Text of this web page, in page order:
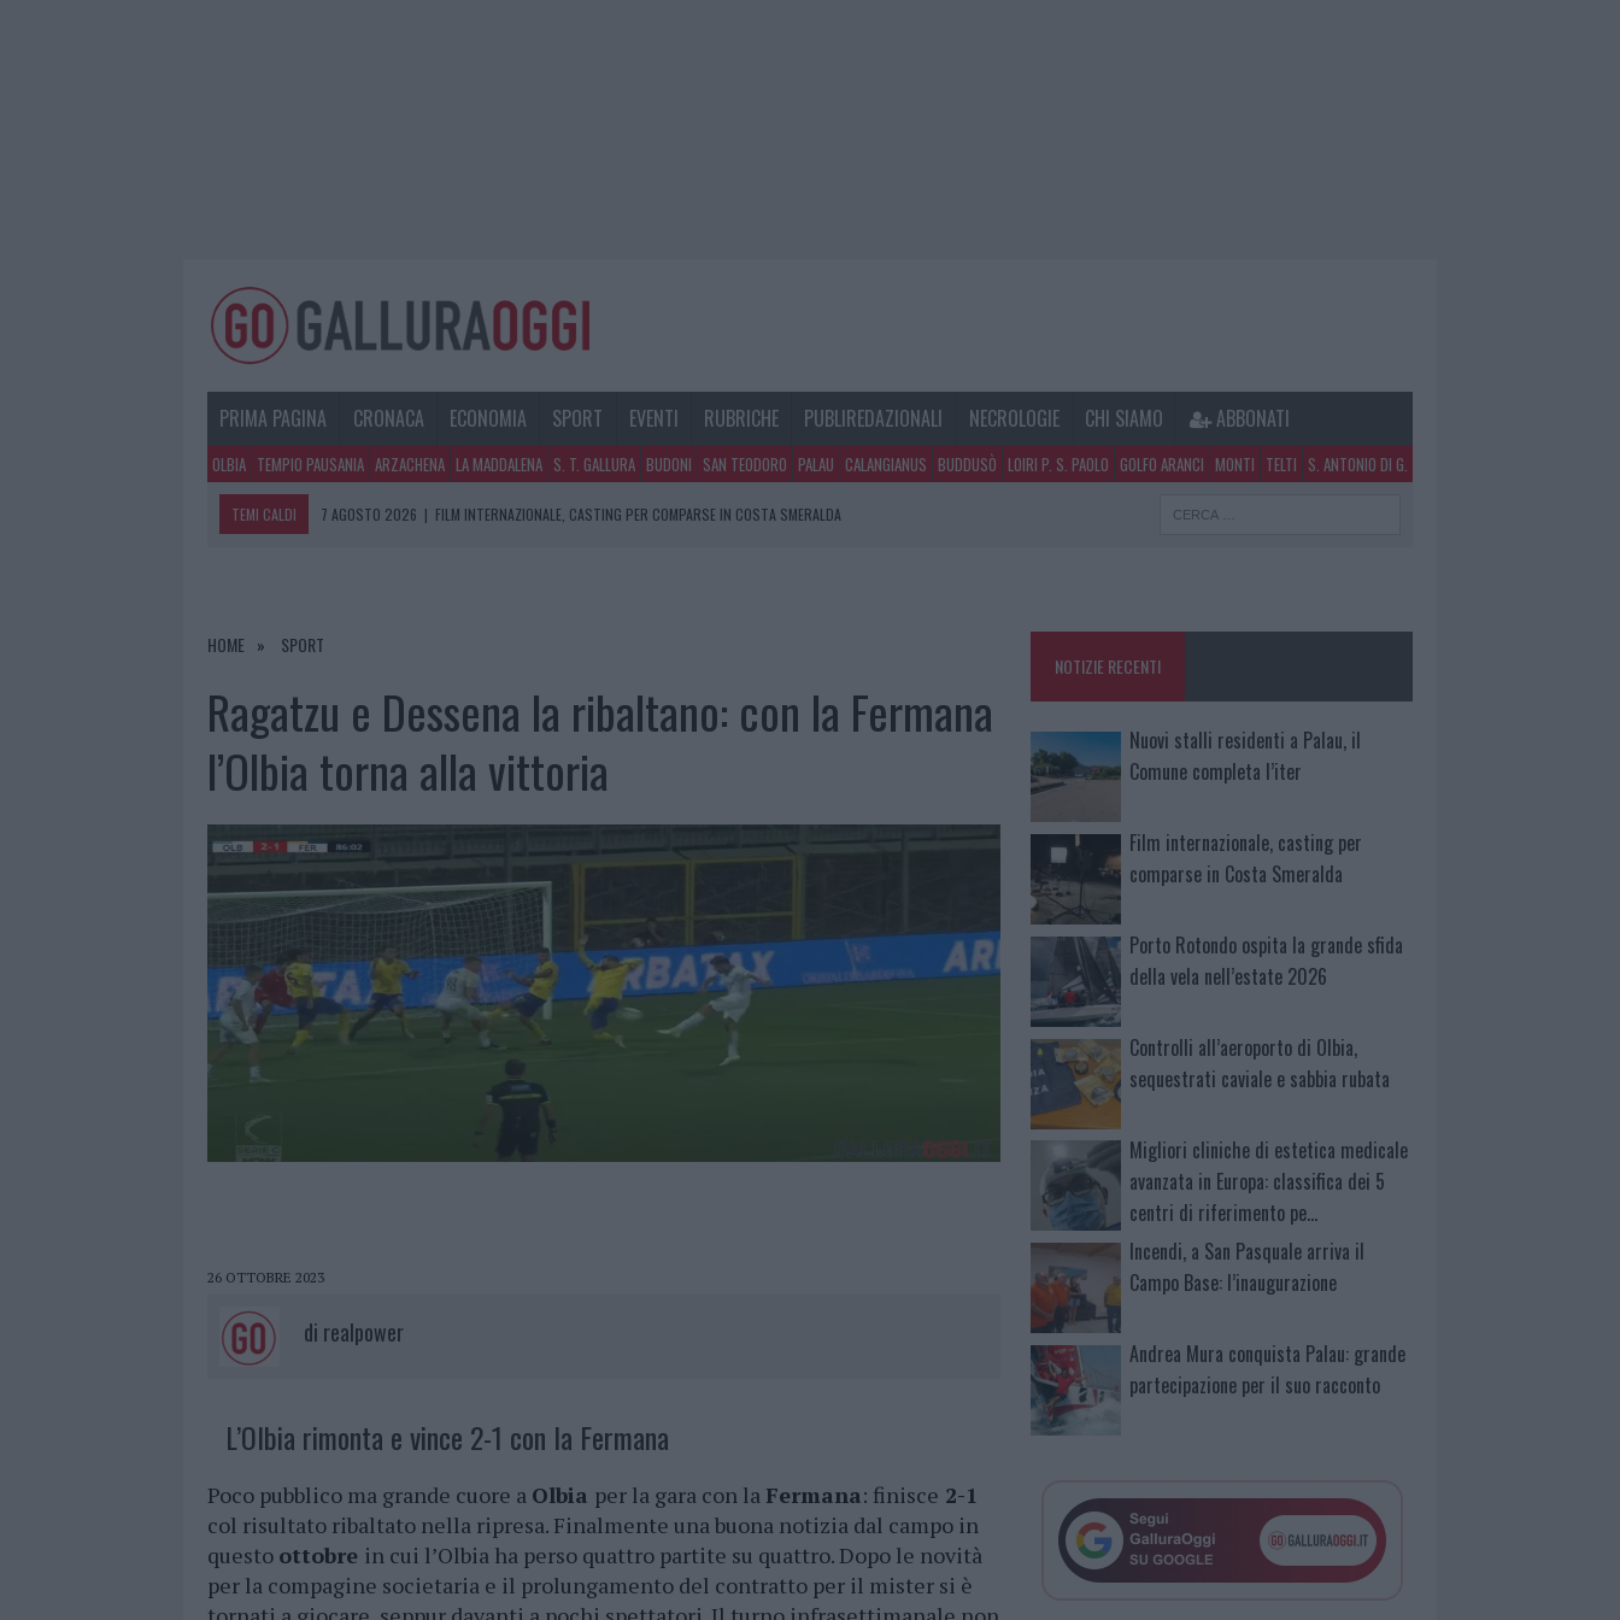
PRIMA PAGINA CRONACA ECONOMIA SPORT EVENTI RUBRICHE PUBLIREDAZIONALI NECROLOGIE CHI SIAMO ABBONATI
OLBIA TEMPIO PAUSANIA ARZACHENA LA MADDALENA S. T. GALLURA BUDONI SAN TEODORO PALAU CALANGIANUS BUDDUSÒ LOIRI P. S. PAOLO GOLFO ARANCI MONTI TELTI S. ANTONIO DI G.
TEMI CALDI 7 AGOSTO 2026 | PORTO ROTONDO OSPITA LA GRANDE SFIDA DELLA VELA NELL’ESTATE 2026
PER I TRATTAMENTI LASER NON INVASIVI
7 AGOSTO 2026
FILM INTERNAZIONALE, CASTING PER COMPARSE IN COSTA SMERALDA
HOME SPORT
Ragatzu e Dessena la ribaltano: con la Fermana
l’Olbia torna alla vittoria
26 OTTOBRE 2023
di realpower
L’Olbia rimonta e vince 2-1 con la Fermana
Poco pubblico ma grande cuore a Olbia per la gara con la Fermana: finisce 2-1
col risultato ribaltato nella ripresa. Finalmente una buona notizia dal campo in
questo ottobre in cui l’Olbia ha perso quattro partite su quattro. Dopo le novità
per la compagine societaria e il prolungamento del contratto per il mister si è
NOTIZIE RECENTI
Nuovi stalli residenti a Palau, il
Comune completa l’iter
Film internazionale, casting per
comparse in Costa Smeralda
Porto Rotondo ospita la grande sfida
della vela nell’estate 2026
Controlli all’aeroporto di Olbia,
sequestrati caviale e sabbia rubata
Migliori cliniche di estetica medicale
avanzata in Europa: classifica dei 5
centri di riferimento pe…
Incendi, a San Pasquale arriva il
Campo Base: l’inaugurazione
Andrea Mura conquista Palau: grande
partecipazione per il suo racconto